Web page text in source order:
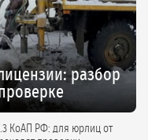
разбор
КоАП РФ: для юрлиц от